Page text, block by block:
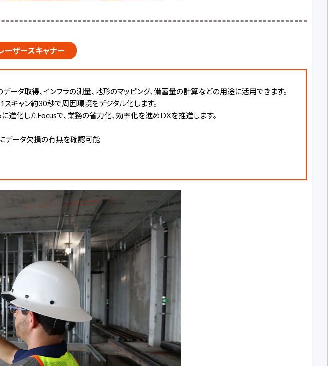
ザースキャナー
タ取得、インフラの測量、地形のマッピング、備蓄量の計算などの用途に活用できます。
キャン約30秒で周囲環境をデジタル化します。
進化したFocusで、業務の省力化、効率化を進めDXを推進します。
にデータ欠損の有無を確認可能